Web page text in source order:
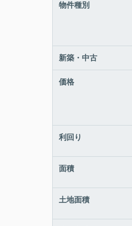
物件種別
新築・中古
価格
利回り
面積
土地面積